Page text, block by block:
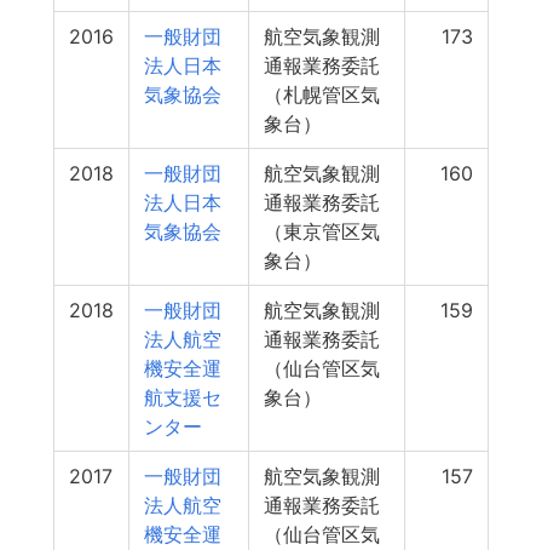
2016
一般財団
法人日本
気象協会
航空気象観測
通報業務委託
（札幌管区気
象台）
173
2018
一般財団
法人日本
気象協会
航空気象観測
通報業務委託
（東京管区気
象台）
160
2018
一般財団
法人航空
機安全運
航支援セ
ンター
航空気象観測
通報業務委託
（仙台管区気
象台）
159
2017
一般財団
法人航空
機安全運
航空気象観測
通報業務委託
（仙台管区気
157